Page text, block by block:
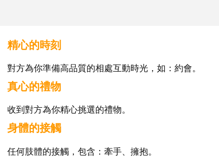
精心的時刻
對方為你準備高品質的相處互動時光，如：約會。
真心的禮物
收到對方為你精心挑選的禮物。
身體的接觸
任何肢體的接觸，包含：牽手、擁抱。